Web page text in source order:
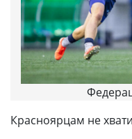
Красноярцам не